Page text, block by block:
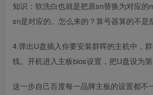
知识：软洗白也就是把原sn替换为对应的
sn是对应的。怎么来的？算号器算的不是
4.弹出U盘插入你要安装群晖的主机中，
线。开机进入主板bios设置，把U盘设为第
这一步自己百度每一品牌主板的设置都不